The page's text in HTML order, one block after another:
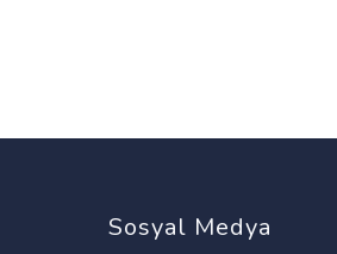
Sosyal Medya